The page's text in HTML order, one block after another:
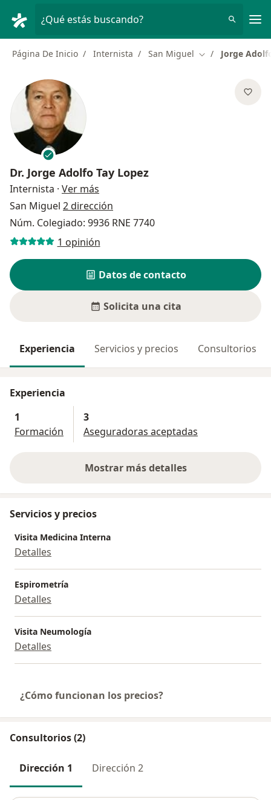
¿Qué estás buscando?
Página De Inicio Internista San Miguel Cambiar de
Jorge
Dr. Jorge Adolfo Tay Lopez
Internista · Ver más
San Miguel 2 dirección
Núm. Colegiado: 9936 RNE 7740
1 opinión
Datos de contacto
Solicita una cita
Experiencia Servicios y precios Consultorios
Experiencia
1
Formación
3
Aseguradoras aceptadas
Mostrar más detalles
sobre la experiencia
Servicios y precios
Visita Medicina Interna
Detalles
Espirometría
Detalles
Visita Neumología
Detalles
¿Cómo funcionan los precios?
Consultorios (2)
Dirección 1 Dirección 2